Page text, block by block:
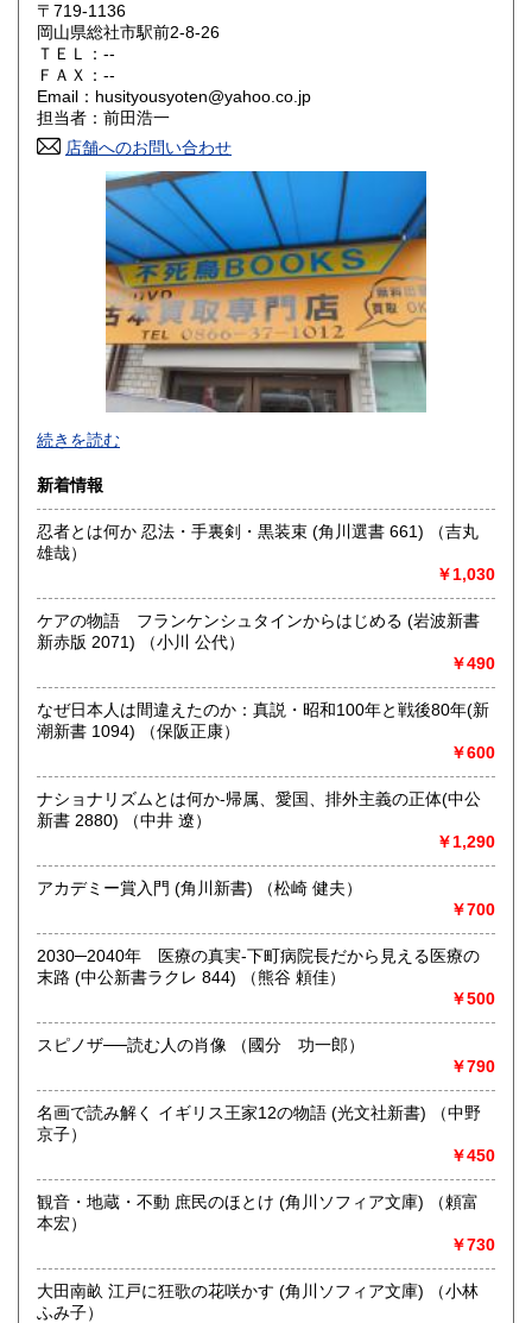
鳥取県 600円
岡山県 600円 広島県
山口県 600円
600円
600円 福岡県
600円 長崎県
600円 大分県
600円 鹿児島県
沖縄県
〒719-1136
岡山県総社市駅前2-8-26
ＴＥＬ：--
ＦＡＸ：--
Email：husityousyoten@yahoo.co.jp
担当者：前田浩一
店舗へのお問い合わせ
不死鳥BOOKSでは、書籍だけでなくCD、DVD、レコード、
ゲーム、おもちゃ、骨董品まであらゆるものの買い取りがで
にお問い合わせください。出張費は、無料です。
沿線名：伯備線・桃太郎線(吉備線)
最寄駅：総社駅
定休日：年中無休
書籍の買取について
不死鳥BOOKSでは、書籍だけでなくCD、DVD、レコード、
ゲーム、おもちゃ、骨董品まであらゆるものの買い取りがで
きます。店主が、日本全国買取にお伺いいたします。お気軽
取り扱い分野
哲学宗教、歴史、社会科学、自然科学、美術工芸、趣味、外
オールジャンル
続きを読む
新着情報
忍者とは何か 忍法・手裏剣・黒装束 (角川選書 661) （吉丸
雄哉）
￥1,030
ケアの物語 フランケンシュタインからはじめる (岩波新書
新赤版 2071) （小川 公代）
￥490
なぜ日本人は間違えたのか：真説・昭和100年と戦後80年(新
潮新書 1094) （保阪正康）
￥600
ナショナリズムとは何か-帰属、愛国、排外主義の正体(中公
新書 2880) （中井 遼）
￥1,290
アカデミー賞入門 (角川新書) （松崎 健夫）
￥700
2030─2040年 医療の真実-下町病院長だから見える医療の
末路 (中公新書ラクレ 844) （熊谷 頼佳）
￥500
スピノザ──読む人の肖像 （國分 功一郎）
￥790
名画で読み解く イギリス王家12の物語 (光文社新書) （中野
京子）
￥450
観音・地蔵・不動 庶民のほとけ (角川ソフィア文庫) （頼富
本宏）
￥730
大田南畝 江戸に狂歌の花咲かす (角川ソフィア文庫) （小林
ふみ子）